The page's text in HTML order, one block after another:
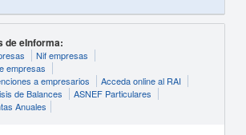
de eInforma:
Nif empresas
empresas
a empresarios
Acceda online al RAI
de Balances
ASNEF Particulares
Anuales